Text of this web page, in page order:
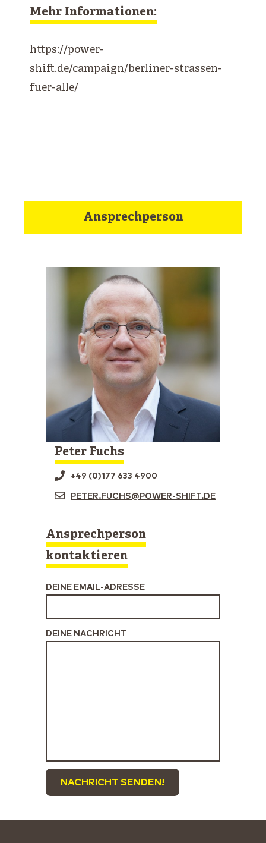
Mehr Informationen:
https://power-
shift.de/campaign/berliner-strassen-
fuer-alle/
Ansprechperson
Peter Fuchs
+49 (0)177 633 4900
PETER.FUCHS@POWER-SHIFT.DE
Ansprechperson
kontaktieren
DEINE EMAIL-ADRESSE
DEINE NACHRICHT
NACHRICHT SENDEN!